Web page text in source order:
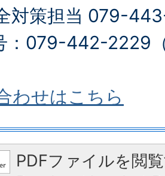
対策担当 079-
：079-442-2229​​​​​​​
わせはこちら
PDFファイルを閲